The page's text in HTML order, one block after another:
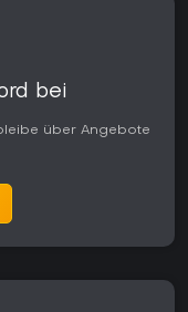
bei
über Angebote